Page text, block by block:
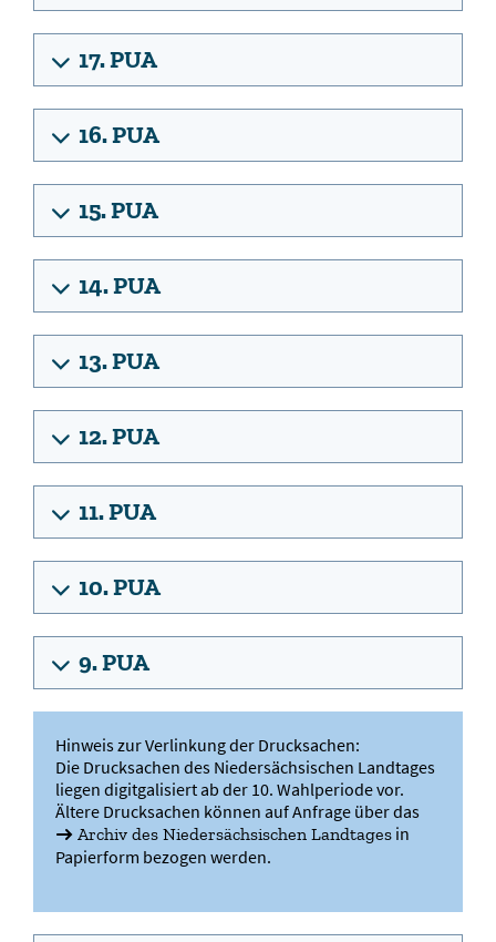
17. PUA
16. PUA
15. PUA
14. PUA
13. PUA
12. PUA
11. PUA
10. PUA
9. PUA
Hinweis zur Verlinkung der Drucksachen:
Die Drucksachen des Niedersächsischen Landtages
liegen digitgalisiert ab der 10. Wahlperiode vor.
Ältere Drucksachen können auf Anfrage über das
Archiv des Niedersächsischen Landtages in
Papierform bezogen werden.